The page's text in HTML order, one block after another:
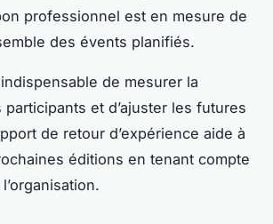
professionnel est en mesure de
des évents planifiés.
de mesurer la
et d’ajuster les futures
de retour d’expérience aide à
éditions en tenant compte